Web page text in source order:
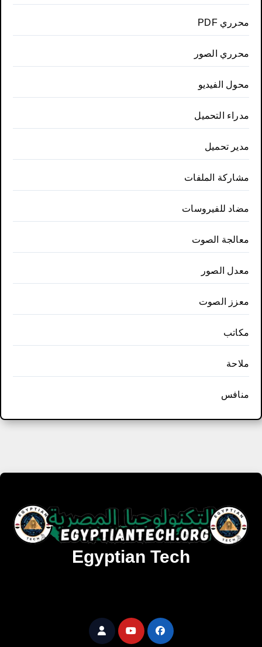
محرري PDF
محرري الصور
محول الفيديو
مدراء التحميل
مدير تحميل
مشاركة الملفات
مضاد للفيروسات
معالجة الصوت
معدل الصور
معزز الصوت
مكاتب
ملاحة
منافس
Egyptian Tech